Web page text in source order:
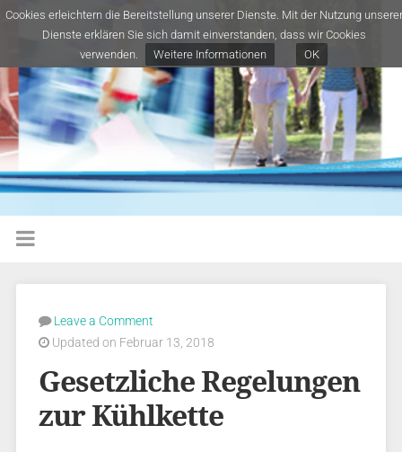
Leave a Comment
Updated on Februar 13, 2018
Gesetzliche Regelungen
zur Kühlkette
Cookies erleichtern die Bereitstellung unserer Dienste. Mit der Nutzung unserer
Dienste erklären Sie sich damit einverstanden, dass wir Cookies
verwenden.
Weitere Informationen OK